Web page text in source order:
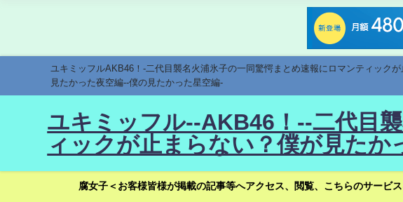
ユキミッフルAKB46！-二代目襲名火浦氷子の一同驚愕まとめ速報にロマンティック
見たかった夜空編--僕の見たかった星空編-
ユキミッフル--AKB46！--二代目
ィックが止まらない？僕が見たか
腐女子＜お客様皆様が掲載の記事等へアクセス、閲覧、こちらのサービ